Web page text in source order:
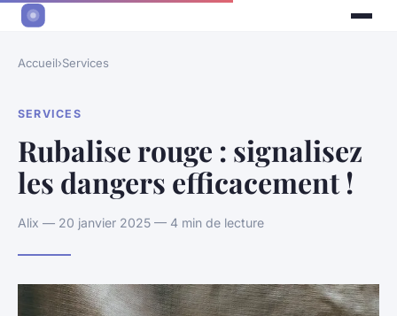
Accueil›Services
SERVICES
Rubalise rouge : signalisez
les dangers efficacement !
Alix — 20 janvier 2025 — 4 min de lecture